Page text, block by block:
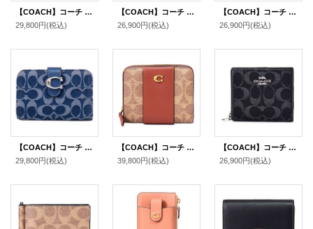
【COACH】コーチ コーティングキャンバス レザー シグネチャー グレース ミディアム ウォレット フラップ 二つ折り財布 ライトカーキチャークマルチ（日本未発売）
29,800円(税込)
【COACH】コーチ 財布 ぺブルレザー ロゴ ミディアム コーナー ジップ ウォレット 二つ折り財布 シルバー×ブラック（日本未発売）
26,900円(税込)
【COACH】コーチ 財布 コーティングキャンバス レザー シグネチャー ラブド ミディアム コーナー ジップ ウォレット 二つ折り財布 ブラウン（日本未発売）
26,900円(税込)
【COACH】コーチ 財布 デニム レザー シグネチャー タビー ロゴ コンパクト ウォレット 二つ折り財布 ディープブルーマルチ（日本未発売）
29,800円(税込)
【COACH】コーチ 財布 コーティングキャンバス レザー シグネチャー カラーブラック ビルフォールド ロゴ スナップ ウォレット 二つ折り 財布 タンキャラメル（日本未発売）
39,800円(税込)
【COACH】コーチ 財布 デニム レザー シグネチャー ロゴ コンパクト スナップ ウォレット 二つ折り 財布 ブラック（日本未発売）
26,900円(税込)